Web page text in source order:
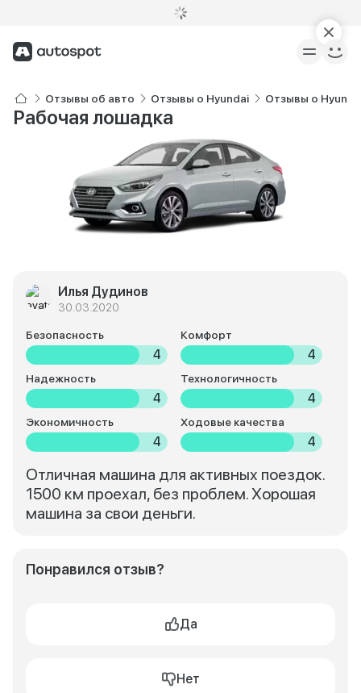
Отзывы об авто Отзывы о Hyundai Отзывы о
Рабочая лошадка
Илья Дудинов
30.03.2020
Безопасность
4
Комфорт
4
Надежность
4
Технологичность
4
Экономичность
4
Ходовые качества
4
Отличная машина для активных поездок.
1500 км проехал, без проблем. Хорошая
машина за свои деньги.
Понравился отзыв?
Да
Нет